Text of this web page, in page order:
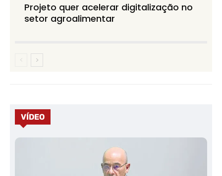
Projeto quer acelerar digitalização no
setor agroalimentar
VÍDEO